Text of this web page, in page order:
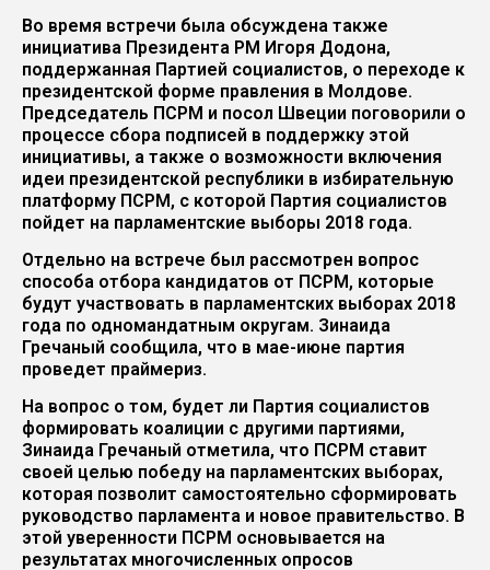
Во время встречи была обсуждена также
инициатива Президента РМ Игоря Додона,
поддержанная Партией социалистов, о переходе к
президентской форме правления в Молдове.
Председатель ПСРМ и посол Швеции поговорили о
процессе сбора подписей в поддержку этой
инициативы, а также о возможности включения
идеи президентской республики в избирательную
платформу ПСРМ, с которой Партия социалистов
пойдет на парламентские выборы 2018 года.
Отдельно на встрече был рассмотрен вопрос
способа отбора кандидатов от ПСРМ, которые
будут участвовать в парламентских выборах 2018
года по одномандатным округам. Зинаида
Гречаный сообщила, что в мае-июне партия
проведет праймериз.
На вопрос о том, будет ли Партия социалистов
формировать коалиции с другими партиями,
Зинаида Гречаный отметила, что ПСРМ ставит
своей целью победу на парламентских выборах,
которая позволит самостоятельно сформировать
руководство парламента и новое правительство. В
этой уверенности ПСРМ основывается на
результатах многочисленных опросов